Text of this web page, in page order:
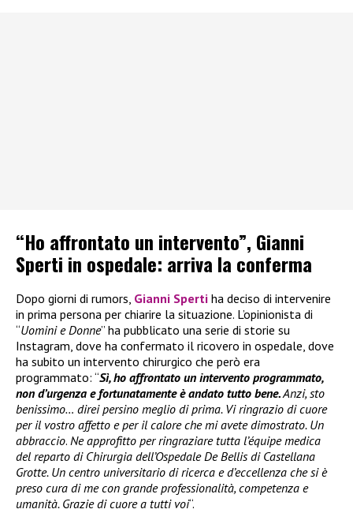
“Ho affrontato un intervento”, Gianni
Sperti in ospedale: arriva la conferma
Dopo giorni di rumors, Gianni Sperti ha deciso di intervenire
in prima persona per chiarire la situazione. L’opinionista di
“Uomini e Donne” ha pubblicato una serie di storie su
Instagram, dove ha confermato il ricovero in ospedale, dove
ha subito un intervento chirurgico che però era
programmato: “Sì, ho affrontato un intervento programmato,
non d’urgenza e fortunatamente è andato tutto bene.Anzi, sto
benissimo… direi persino meglio di prima. Vi ringrazio di cuore
per il vostro affetto e per il calore che mi avete dimostrato. Un
abbraccio. Ne approfitto per ringraziare tutta l’équipe medica
del reparto di Chirurgia dell’Ospedale De Bellis di Castellana
Grotte. Un centro universitario di ricerca e d’eccellenza che si è
preso cura di me con grande professionalità, competenza e
umanità. Grazie di cuore a tutti voi“.